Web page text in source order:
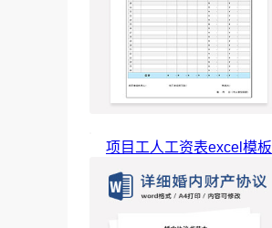
项目工人工资表excel模板